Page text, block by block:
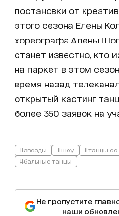
постановки от
этого сезона Елены
хореографа Алены
станет известно, кто
на паркет в этом
время назад
открытый кастинг
более 350 заявок на
#звезды #шоу
#танцы со
#бальные танцы
Не пропустите
наши